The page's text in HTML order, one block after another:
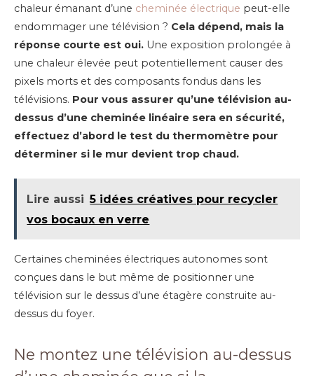
chaleur émanant d’une cheminée électrique peut-elle
endommager une télévision ? Cela dépend, mais la
réponse courte est oui. Une exposition prolongée à
une chaleur élevée peut potentiellement causer des
pixels morts et des composants fondus dans les
télévisions. Pour vous assurer qu’une télévision au-
dessus d’une cheminée linéaire sera en sécurité,
effectuez d’abord le test du thermomètre pour
déterminer si le mur devient trop chaud.
Lire aussi 5 idées créatives pour recycler
vos bocaux en verre
Certaines cheminées électriques autonomes sont
conçues dans le but même de positionner une
télévision sur le dessus d’une étagère construite au-
dessus du foyer.
Ne montez une télévision au-dessus